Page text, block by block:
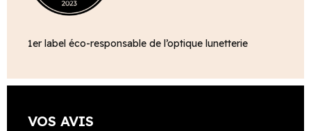
1er label éco-responsable de l’optique lunetterie
VOS AVIS